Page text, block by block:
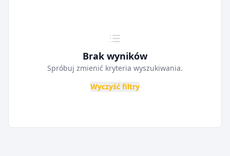
Brak wyników
Spróbuj zmienić kryteria wyszukiwania.
Wyczyść filtry